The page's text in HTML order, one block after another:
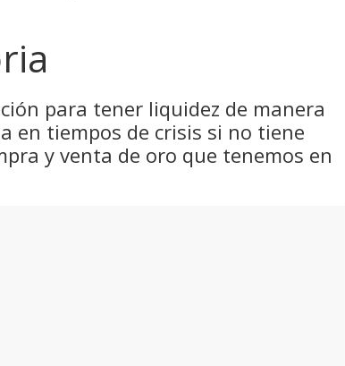
para tener liquidez de manera
en tiempos de crisis si no tiene
y venta de oro que tenemos en